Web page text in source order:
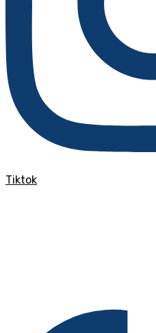
Tiktok